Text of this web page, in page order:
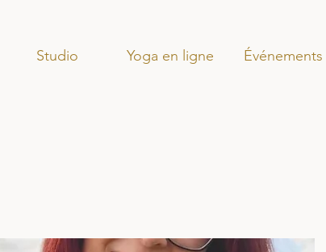
Studio Yoga en ligne Événements